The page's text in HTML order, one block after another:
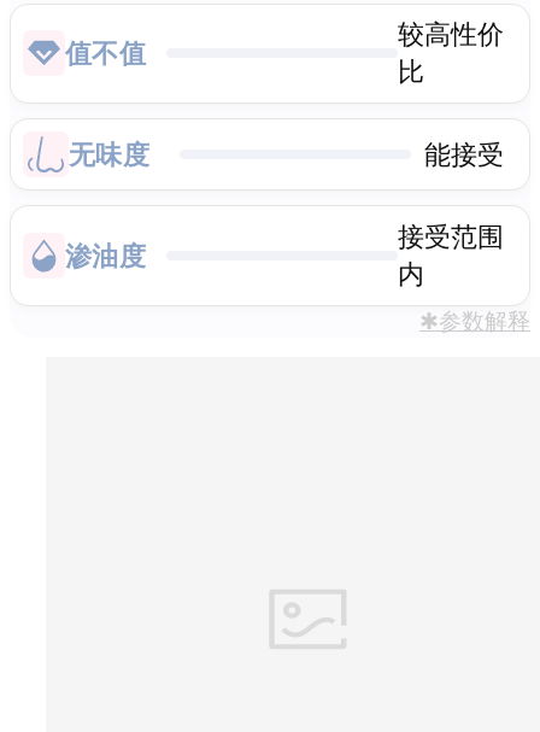
值不值
较高性价
比
无味度 能接受
渗油度
接受范围
内
✱参数解释